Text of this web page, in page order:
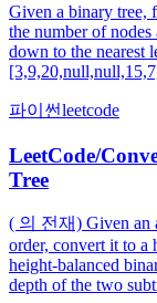
Given a binary tree,
the number of
down to the nearest
파이썬leetcode
LeetCode/
Tree
( 의 전재) Given an
order, convert it to a
height-balanced
depth of the two